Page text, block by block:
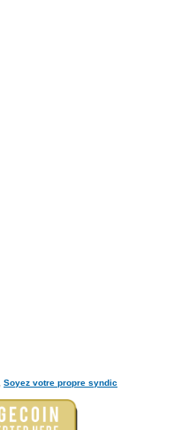
Soyez votre propre syndic